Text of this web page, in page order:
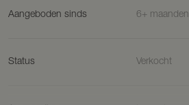
Aangeboden sinds 6+ maanden
Status Verkocht